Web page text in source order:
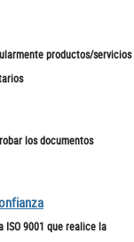
productos/servicios
los documentos
9001 que realice la